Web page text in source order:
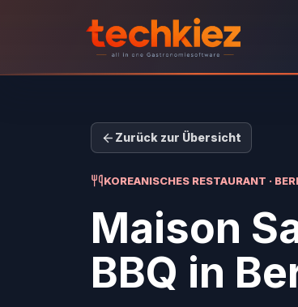
Zurück zur Übersicht
KOREANISCHES RESTAURANT ·
Maison
BBQ in